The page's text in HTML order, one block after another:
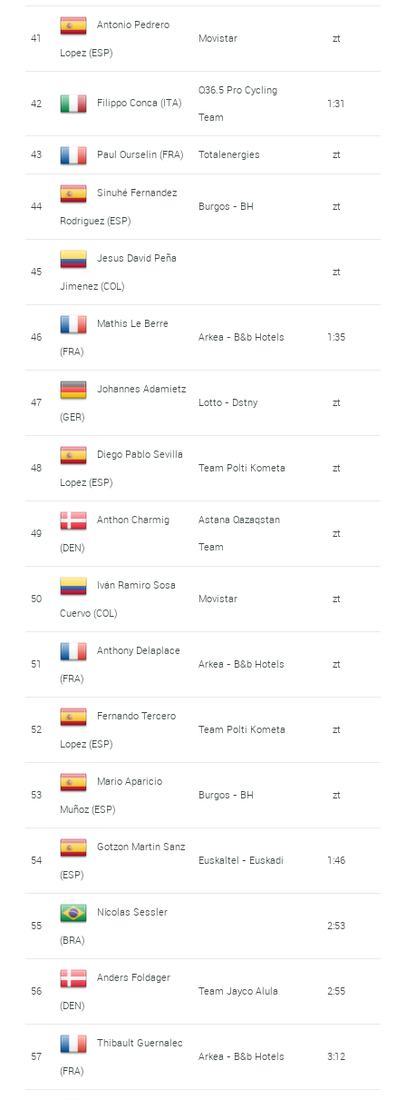
41
Antonio Pedrero
Lopez (ESP)
Movistar zt
42 Filippo Conca (ITA)
Q36.5 Pro Cycling
Team
1:31
43 Paul Ourselin (FRA) Totalenergies zt
44
Sinuhé Fernandez
Rodriguez (ESP)
Burgos - BH zt
45
Jesus David Peña
Jimenez (COL)
zt
46
Mathis Le Berre
(FRA)
Arkea - B&b Hotels 1:35
47
Johannes Adamietz
(GER)
Lotto - Dstny zt
48
Diego Pablo Sevilla
Lopez (ESP)
Team Polti Kometa zt
49
Anthon Charmig
(DEN)
Astana Qazaqstan
Team
zt
50
Iván Ramiro Sosa
Cuervo (COL)
Movistar zt
51
Anthony Delaplace
(FRA)
Arkea - B&b Hotels zt
52
Fernando Tercero
Lopez (ESP)
Team Polti Kometa zt
53
Mario Aparicio
Muñoz (ESP)
Burgos - BH zt
54
Gotzon Martin Sanz
(ESP)
Euskaltel - Euskadi 1:46
55
Nícolas Sessler
(BRA)
2:53
56
Anders Foldager
(DEN)
Team Jayco Alula 2:55
57
Thibault Guernalec
(FRA)
Arkea - B&b Hotels 3:12